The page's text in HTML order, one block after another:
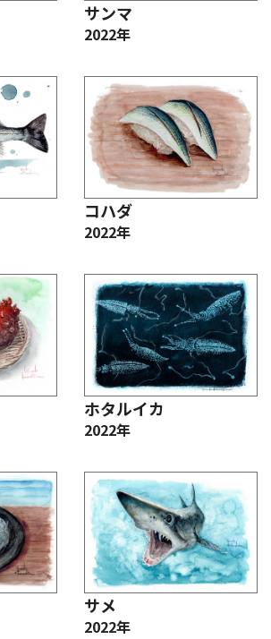
サンマ
2022年
コハダ
2022年
ホタルイカ
2022年
サメ
2022年